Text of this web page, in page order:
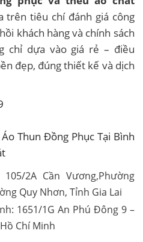
trên tiêu chí đánh giá công
khách hàng và chính sách
chỉ dựa vào giá rẻ – điều
đẹp, đúng thiết kế và dịch
Thun Đồng Phục Tại Bình
2A Cần Vương,Phường
Quy Nhơn, Tỉnh Gia Lai
1651/1G An Phú Đông 9 –
Chí Minh